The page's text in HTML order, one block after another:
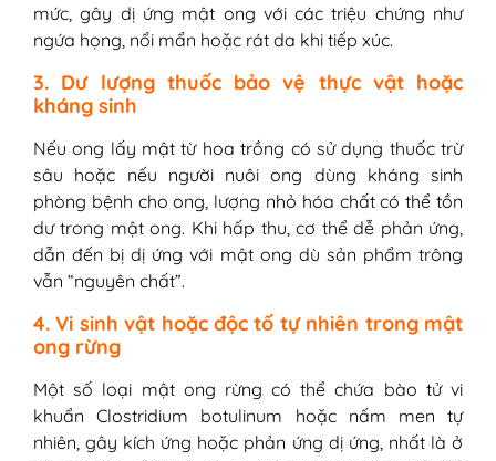
mức, gây dị ứng mật ong với các triệu chứng như
ngứa họng, nổi mẩn hoặc rát da khi tiếp xúc.
3. Dư lượng thuốc bảo vệ thực vật hoặc
kháng sinh
Nếu ong lấy mật từ hoa trồng có sử dụng thuốc trừ
sâu hoặc nếu người nuôi ong dùng kháng sinh
phòng bệnh cho ong, lượng nhỏ hóa chất có thể tồn
dư trong mật ong. Khi hấp thu, cơ thể dễ phản ứng,
dẫn đến bị dị ứng với mật ong dù sản phẩm trông
vẫn “nguyên chất”.
4. Vi sinh vật hoặc độc tố tự nhiên trong mật
ong rừng
Một số loại mật ong rừng có thể chứa bào tử vi
khuẩn Clostridium botulinum hoặc nấm men tự
nhiên, gây kích ứng hoặc phản ứng dị ứng, nhất là ở